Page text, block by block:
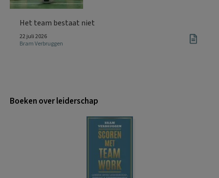
Het team bestaat niet
22 juli 2026
Bram Verbruggen
Boeken over leiderschap